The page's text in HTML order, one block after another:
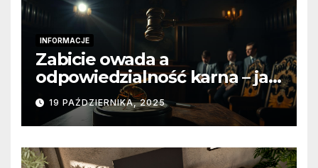
INFORMACJE
Zabicie owada a
odpowiedzialność karna – jak
wygląda to w praktyce?
19 PAŹDZIERNIKA, 2025